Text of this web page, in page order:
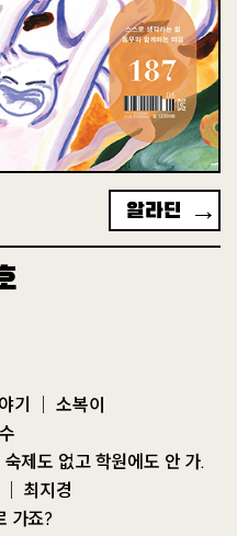
0
고래동무 후원현황
후원하는 곳
2226
전체
4244
알라딘
기 ｜ 소복이
제도 없고 학원에도 안 가.
최지경
가죠?